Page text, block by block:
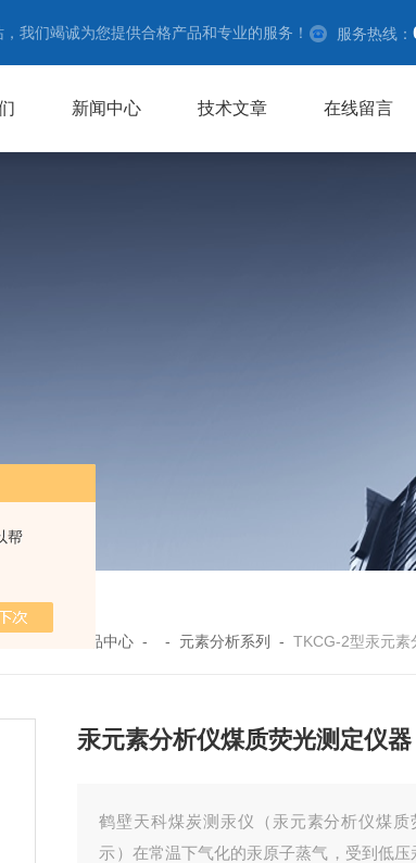
帮
我们竭诚为您提供合格产品和专业的服务！ 服务热线：
新闻中心 技术文章 在线留言
产品中心 - - 元素分析系列 -TKCG-2型汞元素分析
汞元素分析仪煤质荧光测定仪
鹤壁天科煤炭测汞仪（汞元素分析仪煤质
示）在常温下气化的汞原子蒸气，受到低压